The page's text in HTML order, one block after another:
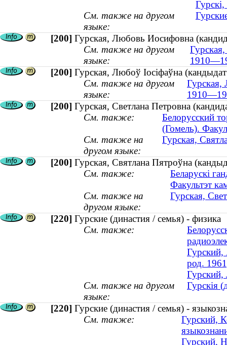
См. также на другом
языке:
[200] Гурская, Любовь Иосифовна
См. также на другом
языке:
[200] Гурская, Любоў Іосіфаўна
См. также на другом
языке:
Гурская,
[200] Гурская, Светлана Петровна
См. также:
Белорусский
(Гомель).
См. также на
другом языке:
Гурская,
[200] Гурская, Святлана Пятроўна
См. также:
Беларускі
Факультэт
См. также на
другом языке:
Гурская,
[220] Гурские (династия / семья) - физика
См. также:
Гурский,
род.
Гурский,
См. также на другом
языке:
Гурскія
[220] Гурские (династия / семья) -
См. также:
Гурский,
Гурский,